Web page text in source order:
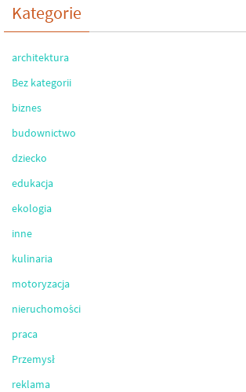
Kategorie
architektura
Bez kategorii
biznes
budownictwo
dziecko
edukacja
ekologia
inne
kulinaria
motoryzacja
nieruchomości
praca
Przemysł
reklama